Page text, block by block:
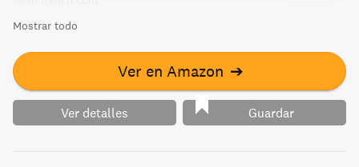
ingenio y comicidad.
Mostrar todo
Ver en Amazon ➔
Ver detalles Guardar